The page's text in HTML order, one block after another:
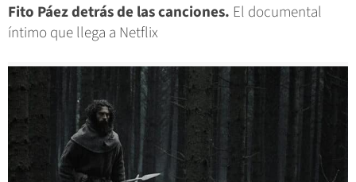
Fito Páez detrás de las canciones. El documental
íntimo que llega a Netflix